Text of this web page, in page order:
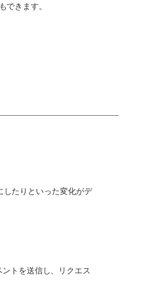
できます。
したりといった変化がデ
トを送信し、リクエス